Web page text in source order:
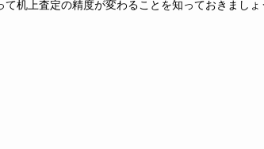
机上査定の精度が変わることを知っておきましょ